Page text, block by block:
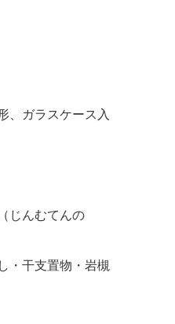
、ガラスケース入
じんむてんの
・干支置物・岩槻